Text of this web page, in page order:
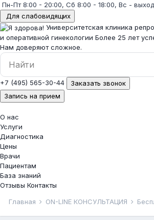
Пн-Пт 8:00 - 20:00, Сб 8:00 - 18:00, Вс -
Для слабовидящих
Университетская клиника
и оперативной гинекологии Более 25 лет
Нам доверяют сложное.
+7 (495) 565-30-44
Заказать звонок
Запись на прием
О нас
Услуги
Диагностика
Цены
Врачи
Пациентам
База знаний
Отзывы Контакты
Главная ON-LINE КОНСУЛЬТАЦИЯ